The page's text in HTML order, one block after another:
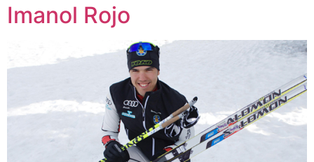
Imanol Rojo